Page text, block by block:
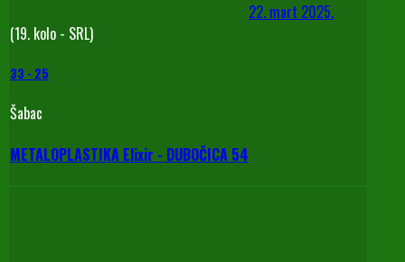
22. mart 2025.
(19. kolo - SRL)
33 - 25
Šabac
METALOPLASTIKA Elixir - DUBOČICA 54